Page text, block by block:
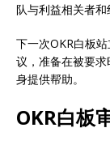
队与利益相关者和
下一次OKR白板
议，准备在被要
身提供帮助。
OKR白板